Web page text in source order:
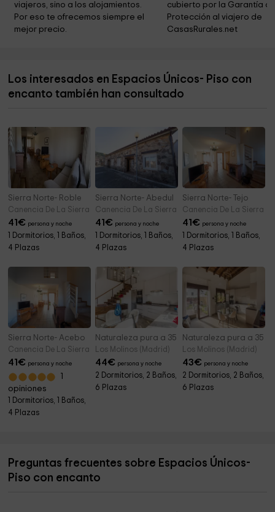
Environmental Education Center The Eagle
NASA Space Station Madrid 5,3 km
Iglesia Parroquial de la Asunción de Nuestra Señora 5,9 km
viajeros, sino a los alojamientos.
Por eso te ofrecemos siempre el
mejor precio.
cubierto por la Garantía
Protección al viajero de
CasasRurales.net
Los interesados en Espacios Únicos- Piso con
encanto también han consultado
Sierra Norte- Roble
Canencia De La Sierra (Madrid)
41€ persona y noche
1 Dormitorios, 1 Baños,
4 Plazas
Sierra Norte- Abedul
Canencia De La Sierra (Madrid)
41€ persona y noche
1 Dormitorios, 1 Baños,
4 Plazas
Sierra Norte- Tejo
Canencia De La Sierra
41€ persona y noche
1 Dormitorios, 1 Baños,
4 Plazas
Sierra Norte- Acebo
Canencia De La Sierra (Madrid)
41€ persona y noche
opiniones
1 Dormitorios, 1 Baños,
4 Plazas
Naturaleza pura a 35 min del centro de Madrid
Los Molinos (Madrid)
44€ persona y noche
2 Dormitorios, 2 Baños,
6 Plazas
Naturaleza pura a 35
Los Molinos (Madrid)
43€ persona y noche
2 Dormitorios, 2 Baños,
6 Plazas
Preguntas frecuentes sobre Espacios Únicos-
Piso con encanto